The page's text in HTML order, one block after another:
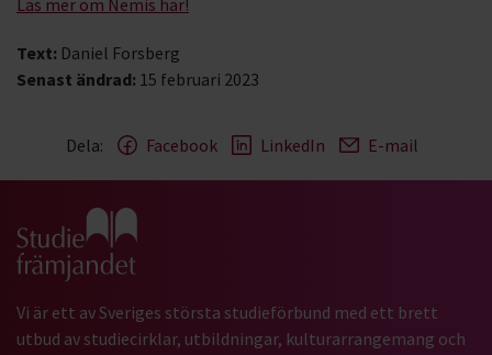
Läs mer om Nemis här!
Text: Daniel Forsberg
Senast ändrad: 15 februari 2023
Dela: Facebook LinkedIn E-mail
Gå till studiefrämjandets startsida
Vi är ett av Sveriges största studieförbund med ett brett
utbud av studiecirklar, utbildningar, kulturarrangemang och